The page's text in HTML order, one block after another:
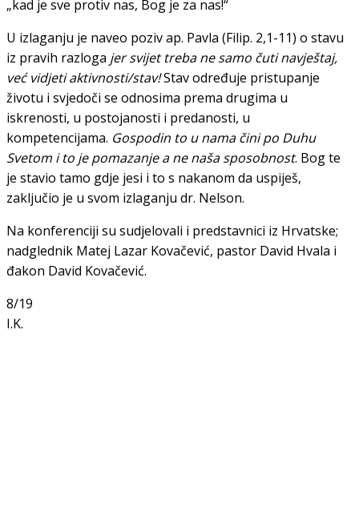
„kad je sve protiv nas, Bog je za nas!“
U izlaganju je naveo poziv ap. Pavla (Filip. 2,1-11) o stavu
iz pravih razloga jer svijet treba ne samo čuti navještaj,
već vidjeti aktivnosti/stav!Stav određuje pristupanje
životu i svjedoči se odnosima prema drugima u
iskrenosti, u postojanosti i predanosti, u
kompetencijama. Gospodin to u nama čini po Duhu
Svetom i to je pomazanje a ne naša sposobnost. Bog te
je stavio tamo gdje jesi i to s nakanom da uspiješ,
zaključio je u svom izlaganju dr. Nelson.
Na konferenciji su sudjelovali i predstavnici iz Hrvatske;
nadglednik Matej Lazar Kovačević, pastor David Hvala i
đakon David Kovačević.
8/19
I.K.